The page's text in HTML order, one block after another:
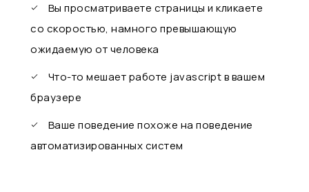
Вы просматриваете страницы и кликаете
со скоростью, намного превышающую
ожидаемую от человека
Что-то мешает работе javascript в вашем
браузере
Ваше поведение похоже на поведение
автоматизированных систем